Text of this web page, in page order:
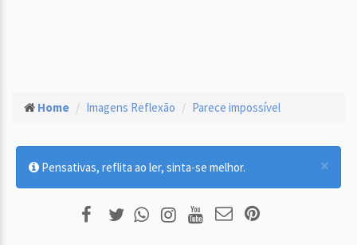
Home Imagens Reflexão Parece impossível
×
Pensativas, reflita ao ler, sinta-se melhor.